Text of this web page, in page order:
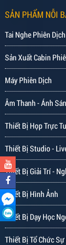
SẢN PHẨM NỖI
Tai Nghe Phiên Dịch
Sản Xuất Cabin
Máy Phiên Dịch
Âm Thanh - Ánh
Thiết Bị Họp Trực
Thiết Bị Studio -
Thiết Bị Giải Trí -
Thiết Bị Hình Ảnh
Thiết Bị Dạy Học
Thiết Bị Tổ Chức